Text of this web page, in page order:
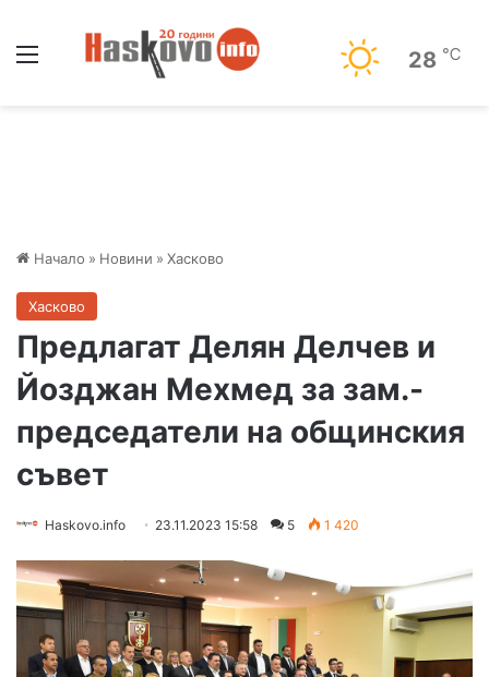
28 ℃
Начало » Новини » Хасково
Хасково
Предлагат Делян Делчев и
Йозджан Мехмед за зам.-
председатели на общинския
съвет
Haskovo.info 23.11.2023 15:58 5 1 420